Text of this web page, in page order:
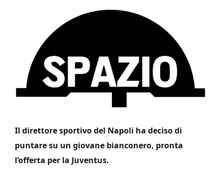
Il direttore sportivo del Napoli ha deciso di
puntare su un giovane bianconero, pronta
l’offerta per la Juventus.